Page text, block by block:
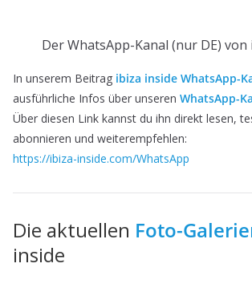
Der WhatsApp-Kanal (nur DE) von
In unserem Beitrag ibiza inside WhatsApp-
ausführliche Infos über unseren WhatsApp-
Über diesen Link kannst du ihn direkt lesen,
abonnieren und weiterempfehlen:
https://ibiza-inside.com/WhatsApp
Die aktuellen Foto-
inside